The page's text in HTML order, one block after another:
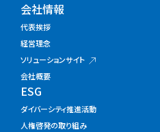
会社情報
代表挨拶
経営理念
ソリューションサイト
会社概要
ESG
ダイバーシティ推進活動
人権啓発の取り組み